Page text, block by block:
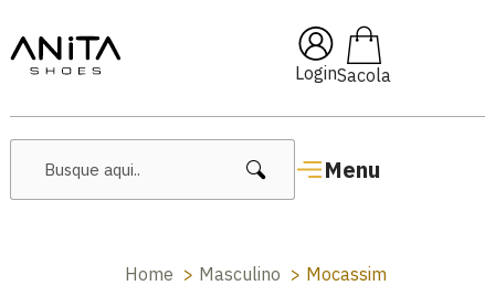
Login
Menu
🔥 Lançamentos
Home Masculino Mocassim